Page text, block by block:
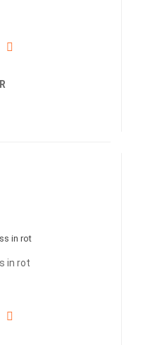
in rot